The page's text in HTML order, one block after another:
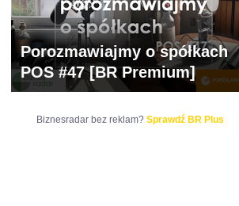
Porozmawiajmy o spółkach
POS #47 [BR Premium]
Biznesradar bez reklam? Sprawdź BR Plus